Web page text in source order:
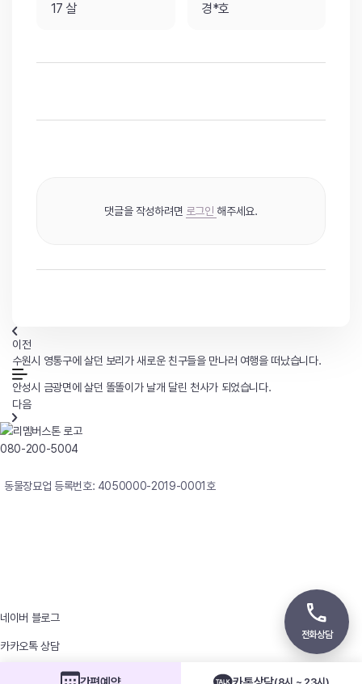
17 살 경*호
댓글을 작성하려면 로그인 해주세요.
이전
수원시 영통구에 살던 보리가 새로운 친구들을 만나러 여행을 떠났습니다.
안성시 금광면에 살던 똘똘이가 날개 달린 천사가 되었습니다.
다음
080-200-5004
동물장묘업 등록번호: 4050000-2019-0001호
네이버 블로그
카카오톡 상담
개인정보처리방침 이메일정보무단수집거부 찾아오시는 길
전화상담